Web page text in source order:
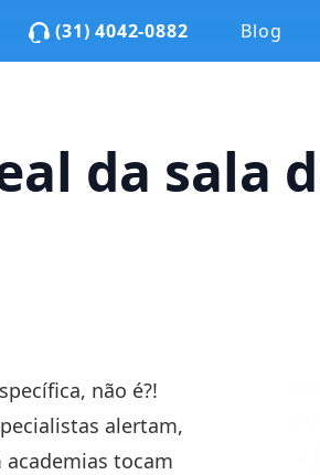
(31) 4042-0882 Blog
da sala
não é?!
alertam,
tocam